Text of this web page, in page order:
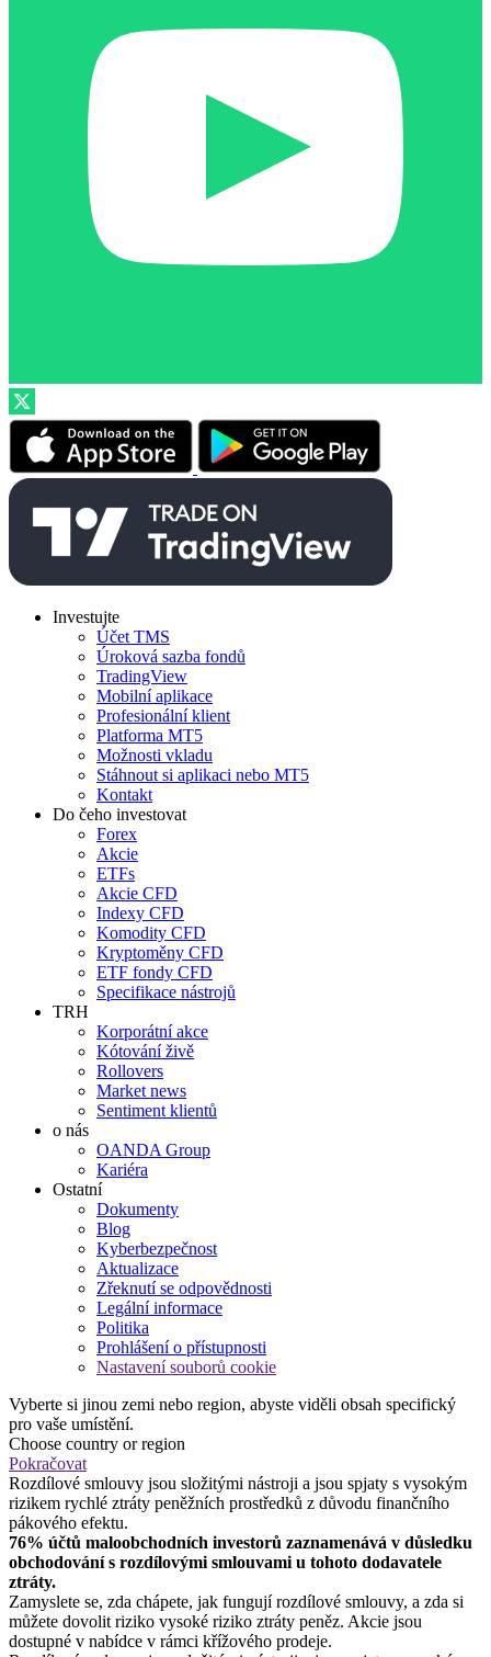
Investujte
Účet TMS
Úroková sazba fondů
TradingView
Mobilní aplikace
Profesionální klient
Platforma MT5
Možnosti vkladu
Stáhnout si aplikaci nebo MT5
Kontakt
Do čeho investovat
Forex
Akcie
ETFs
Akcie CFD
Indexy CFD
Komodity CFD
Kryptoměny CFD
ETF fondy CFD
Specifikace nástrojů
TRH
Korporátní akce
Kótování živě
Rollovers
Market news
Sentiment klientů
o nás
OANDA Group
Kariéra
Ostatní
Dokumenty
Blog
Kyberbezpečnost
Aktualizace
Zřeknutí se odpovědnosti
Legální informace
Politika
Prohlášení o přístupnosti
Nastavení souborů cookie
Vyberte si jinou zemi nebo region, abyste viděli obsah specifický
pro vaše umístění.
Choose country or region
Pokračovat
Rozdílové smlouvy jsou složitými nástroji a jsou spjaty s vysokým
rizikem rychlé ztráty peněžních prostředků z důvodu finančního
pákového efektu.
76% účtů maloobchodních investorů zaznamenává v důsledku
obchodování s rozdílovými smlouvami u tohoto dodavatele
ztráty.
Zamyslete se, zda chápete, jak fungují rozdílové smlouvy, a zda si
můžete dovolit riziko vysoké riziko ztráty peněz. Akcie jsou
dostupné v nabídce v rámci křížového prodeje.